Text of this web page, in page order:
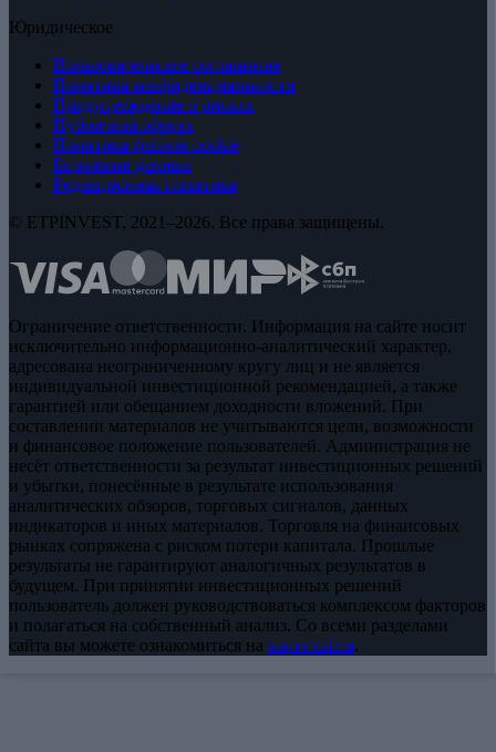
Юридическое
Пользовательское соглашение
Политика конфиденциальности
Предупреждение о рисках
Публичная оферта
Политика файлов cookie
Биржевые данные
Редакционная политика
© ETPINVEST, 2021–2026. Все права защищены.
Ограничение ответственности. Информация на сайте носит
исключительно информационно-аналитический характер,
адресована неограниченному кругу лиц и не является
индивидуальной инвестиционной рекомендацией, а также
гарантией или обещанием доходности вложений. При
составлении материалов не учитываются цели, возможности
и финансовое положение пользователей. Администрация не
несёт ответственности за результат инвестиционных решений
и убытки, понесённые в результате использования
аналитических обзоров, торговых сигналов, данных
индикаторов и иных материалов. Торговля на финансовых
рынках сопряжена с риском потери капитала. Прошлые
результаты не гарантируют аналогичных результатов в
будущем. При принятии инвестиционных решений
пользователь должен руководствоваться комплексом факторов
и полагаться на собственный анализ. Со всеми разделами
сайта вы можете ознакомиться на карте сайта.